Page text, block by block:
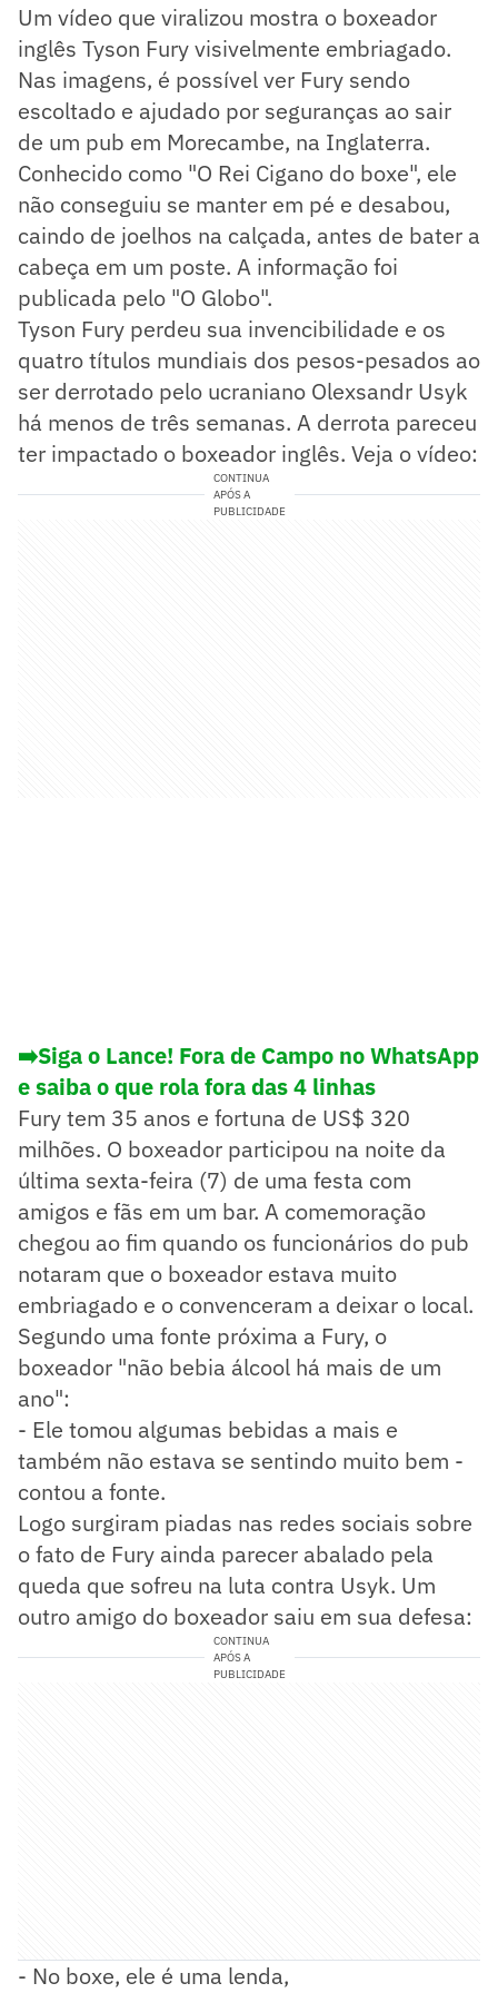
Um vídeo que viralizou mostra o boxeador
inglês Tyson Fury visivelmente embriagado.
Nas imagens, é possível ver Fury sendo
escoltado e ajudado por seguranças ao sair
de um pub em Morecambe, na Inglaterra.
Conhecido como "O Rei Cigano do boxe", ele
não conseguiu se manter em pé e desabou,
caindo de joelhos na calçada, antes de bater a
cabeça em um poste. A informação foi
publicada pelo "O Globo".
Tyson Fury perdeu sua invencibilidade e os
quatro títulos mundiais dos pesos-pesados ao
ser derrotado pelo ucraniano Olexsandr Usyk
há menos de três semanas. A derrota pareceu
ter impactado o boxeador inglês. Veja o vídeo:
CONTINUA
APÓS A
PUBLICIDADE
➡️Siga o Lance! Fora de Campo no WhatsApp
e saiba o que rola fora das 4 linhas
Fury tem 35 anos e fortuna de US$ 320
milhões. O boxeador participou na noite da
última sexta-feira (7) de uma festa com
amigos e fãs em um bar. A comemoração
chegou ao fim quando os funcionários do pub
notaram que o boxeador estava muito
embriagado e o convenceram a deixar o local.
Segundo uma fonte próxima a Fury, o
boxeador "não bebia álcool há mais de um
ano":
- Ele tomou algumas bebidas a mais e
também não estava se sentindo muito bem -
contou a fonte.
Logo surgiram piadas nas redes sociais sobre
o fato de Fury ainda parecer abalado pela
queda que sofreu na luta contra Usyk. Um
outro amigo do boxeador saiu em sua defesa:
CONTINUA
APÓS A
PUBLICIDADE
- No boxe, ele é uma lenda,